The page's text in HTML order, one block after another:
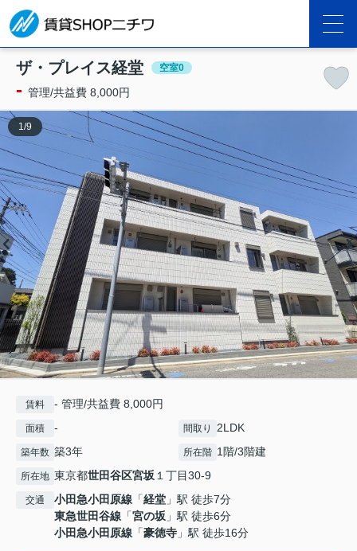
ザ・プレイス経堂 空室0
- 管理/共益費 8,000円
1 /9
賃料 - 管理/共益費 8,000円
面積 - 間取り 2LDK
築年数 築3年 所在階 1階/3階建
所在地 東京都世田谷区宮坂 １丁目30-9
交通 小田急小田原線 「経堂 」駅 徒歩7分
東急世田谷線 「宮の坂 」駅 徒歩6分
小田急小田原線 「豪徳寺 」駅 徒歩16分